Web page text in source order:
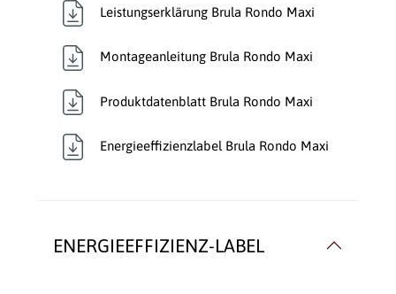
Leistungserklärung Brula Rondo Maxi
Montageanleitung Brula Rondo Maxi
Produktdatenblatt Brula Rondo Maxi
Energieeffizienzlabel Brula Rondo Maxi
ENERGIEEFFIZIENZ-LABEL